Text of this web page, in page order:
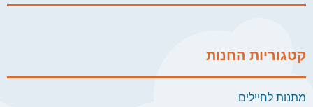
קטגוריות החנות
מתנות לחיילים